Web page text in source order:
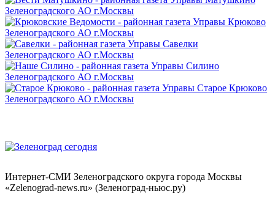
Интернет-СМИ Зеленоградского округа города Москвы
«Zelenograd-news.ru» (Зеленоград-ньюс.ру)